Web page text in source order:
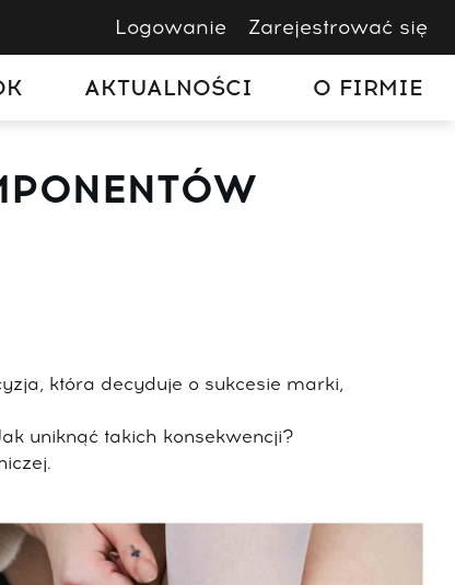
Logowanie Zarejestrować się
AKTUALNOŚCI O FIRMIE
która decyduje o sukcesie marki,
uniknąć takich konsekwencji?